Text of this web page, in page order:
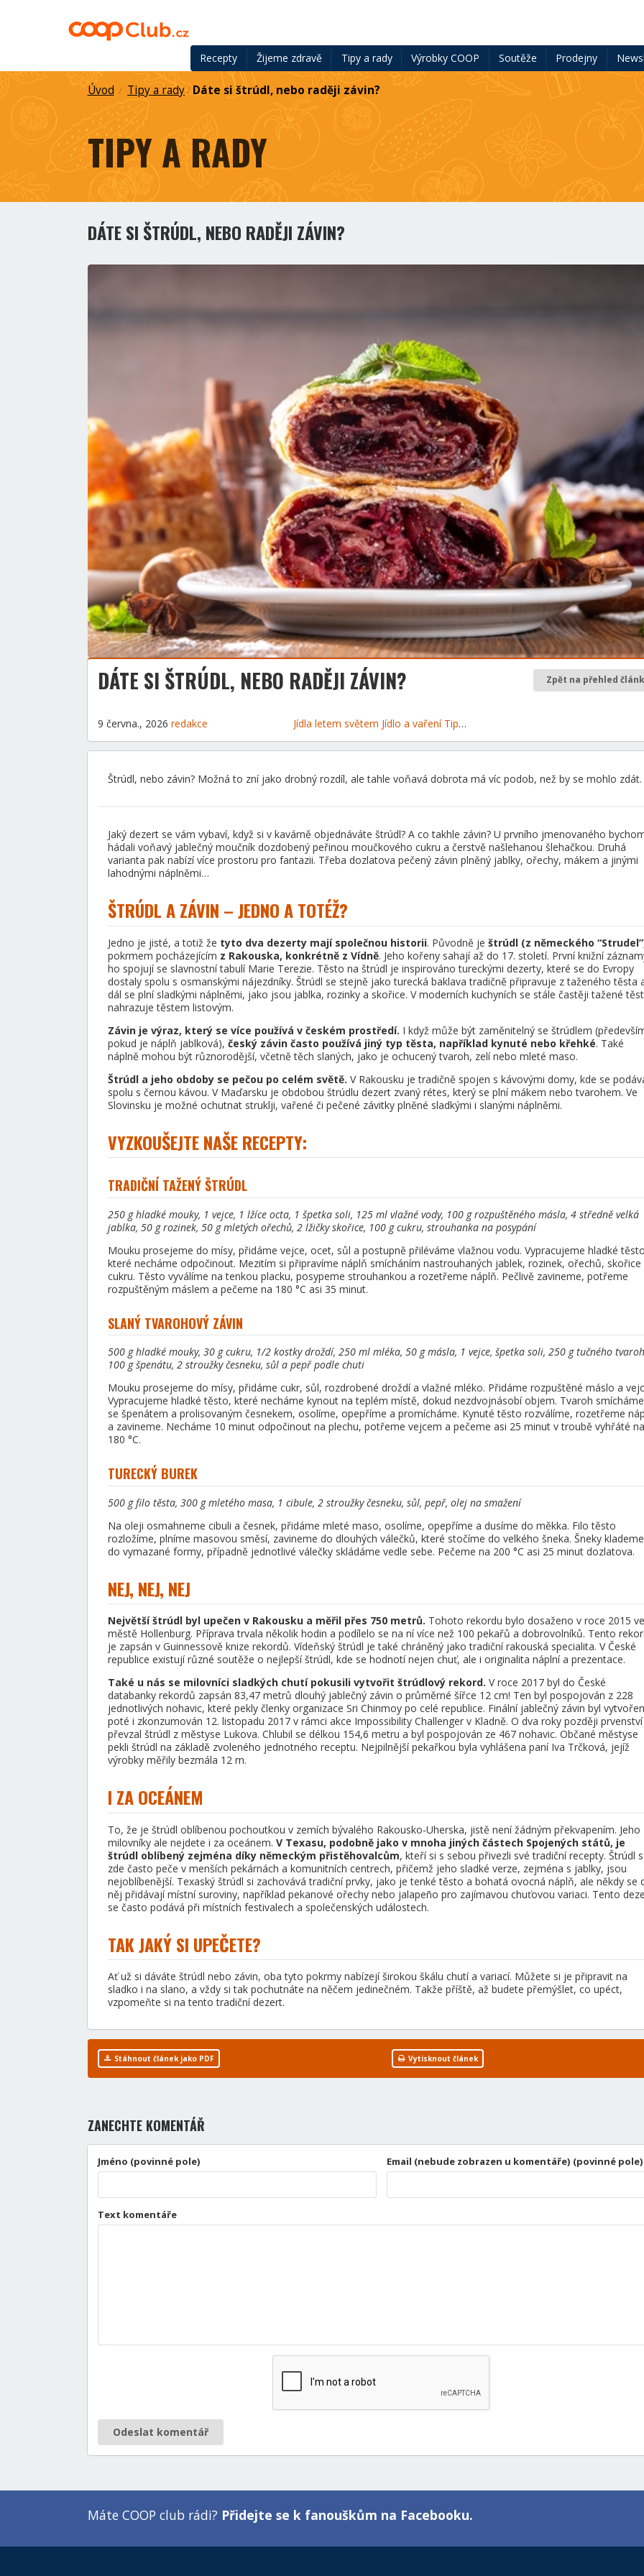
Recepty Žijeme zdravě Tipy a rady Výrobky COOP Soutěže Prodejny
Úvod / Tipy a rady/ Dáte si štrúdl, nebo raději závin?
TIPY A RADY
DÁTE SI ŠTRÚDL, NEBO RADĚJI ZÁVIN?
DÁTE SI ŠTRÚDL, NEBO RADĚJI ZÁVIN? Zpět na přehled
9 června., 2026 redakce Jídla letem světem Jídlo a vaření Tipy a rady
Štrúdl, nebo závin? Možná to zní jako drobný rozdíl, ale tahle voňavá dobrota má víc podob, než by se mohlo zdát.
Jaký dezert se vám vybaví, když si v kavárně objednáváte štrúdl? A co takhle závin? U prvního jmenovaného
hádali voňavý jablečný moučník dozdobený peřinou moučkového cukru a čerstvě našlehanou šlehačkou. Druhá
varianta pak nabízí více prostoru pro fantazii. Třeba dozlatova pečený závin plněný jablky, ořechy, mákem a jinými
lahodnými náplněmi…
ŠTRÚDL A ZÁVIN – JEDNO A TOTÉŽ?
Jedno je jisté, a totiž že tyto dva dezerty mají společnou historii. Původně je štrúdl (z německého
pokrmem pocházejícím z Rakouska, konkrétně z Vídně. Jeho kořeny sahají až do 17. století. První knižní
ho spojují se slavnostní tabulí Marie Terezie. Těsto na štrúdl je inspirováno tureckými dezerty, které se do Evropy
dostaly spolu s osmanskými nájezdníky. Štrúdl se stejně jako turecká baklava tradičně připravuje z taženého těsta
dál se plní sladkými náplněmi, jako jsou jablka, rozinky a skořice. V moderních kuchyních se stále častěji tažené
nahrazuje těstem listovým.
Závin je výraz, který se více používá v českém prostředí. I když může být zaměnitelný se štrúdlem
pokud je náplň jablková), český závin často používá jiný typ těsta, například kynuté nebo křehké. Také
náplně mohou být různorodější, včetně těch slaných, jako je ochucený tvaroh, zelí nebo mleté maso.
Štrúdl a jeho obdoby se pečou po celém světě. V Rakousku je tradičně spojen s kávovými domy, kde se
spolu s černou kávou. V Maďarsku je obdobou štrúdlu dezert zvaný rétes, který se plní mákem nebo tvarohem. Ve
Slovinsku je možné ochutnat struklji, vařené či pečené závitky plněné sladkými i slanými náplněmi.
VYZKOUŠEJTE NAŠE RECEPTY:
TRADIČNÍ TAŽENÝ ŠTRÚDL
250 g hladké mouky, 1 vejce, 1 lžíce octa, 1 špetka soli, 125 ml vlažné vody, 100 g rozpuštěného másla, 4 středně velká
jablka, 50 g rozinek, 50 g mletých ořechů, 2 lžičky skořice, 100 g cukru, strouhanka na posypání
Mouku prosejeme do mísy, přidáme vejce, ocet, sůl a postupně přiléváme vlažnou vodu. Vypracujeme hladké
které necháme odpočinout. Mezitím si připravíme náplň smícháním nastrouhaných jablek, rozinek, ořechů, skořice
cukru. Těsto vyválíme na tenkou placku, posypeme strouhankou a rozetřeme náplň. Pečlivě zavineme, potřeme
rozpuštěným máslem a pečeme na 180 °C asi 35 minut.
SLANÝ TVAROHOVÝ ZÁVIN
500 g hladké mouky, 30 g cukru, 1/2 kostky droždí, 250 ml mléka, 50 g másla, 1 vejce, špetka soli, 250 g tučného
100 g špenátu, 2 stroužky česneku, sůl a pepř podle chuti
Mouku prosejeme do mísy, přidáme cukr, sůl, rozdrobené droždí a vlažné mléko. Přidáme rozpuštěné máslo a
Vypracujeme hladké těsto, které necháme kynout na teplém místě, dokud nezdvojnásobí objem. Tvaroh smícháme
se špenátem a prolisovaným česnekem, osolíme, opepříme a promícháme. Kynuté těsto rozválíme, rozetřeme
a zavineme. Necháme 10 minut odpočinout na plechu, potřeme vejcem a pečeme asi 25 minut v troubě vyhřáté na
180 °C.
TURECKÝ BUREK
500 g filo těsta, 300 g mletého masa, 1 cibule, 2 stroužky česneku, sůl, pepř, olej na smažení
Na oleji osmahneme cibuli a česnek, přidáme mleté maso, osolíme, opepříme a dusíme do měkka. Filo těsto
rozložíme, plníme masovou směsí, zavineme do dlouhých válečků, které stočíme do velkého šneka. Šneky klademe
do vymazané formy, případně jednotlivé válečky skládáme vedle sebe. Pečeme na 200 °C asi 25 minut dozlatova.
NEJ, NEJ, NEJ
Největší štrúdl byl upečen v Rakousku a měřil přes 750 metrů. Tohoto rekordu bylo dosaženo v roce 2015 ve
městě Hollenburg. Příprava trvala několik hodin a podílelo se na ní více než 100 pekařů a dobrovolníků. Tento
je zapsán v Guinnessově knize rekordů. Vídeňský štrúdl je také chráněný jako tradiční rakouská specialita. V České
republice existují různé soutěže o nejlepší štrúdl, kde se hodnotí nejen chuť, ale i originalita náplní a prezentace.
Také u nás se milovníci sladkých chutí pokusili vytvořit štrúdlový rekord. V roce 2017 byl do České
databanky rekordů zapsán 83,47 metrů dlouhý jablečný závin o průměrné šířce 12 cm! Ten byl pospojován z 228
jednotlivých nohavic, které pekly členky organizace Sri Chinmoy po celé republice. Finální jablečný závin byl
poté i zkonzumován 12. listopadu 2017 v rámci akce Impossibility Challenger v Kladně. O dva roky později prvenství
převzal štrúdl z městyse Lukova. Chlubil se délkou 154,6 metru a byl pospojován ze 467 nohavic. Občané městyse
pekli štrúdl na základě zvoleného jednotného receptu. Nejpilnější pekařkou byla vyhlášena paní Iva Trčková, jejíž
výrobky měřily bezmála 12 m.
I ZA OCEÁNEM
To, že je štrúdl oblíbenou pochoutkou v zemích bývalého Rakousko-Uherska, jistě není žádným překvapením. Jeho
milovníky ale nejdete i za oceánem. V Texasu, podobně jako v mnoha jiných částech Spojených států, je
štrúdl oblíbený zejména díky německým přistěhovalcům, kteří si s sebou přivezli své tradiční recepty. Štrúdl
zde často peče v menších pekárnách a komunitních centrech, přičemž jeho sladké verze, zejména s jablky, jsou
nejoblíbenější. Texaský štrúdl si zachovává tradiční prvky, jako je tenké těsto a bohatá ovocná náplň, ale někdy se
něj přidávají místní suroviny, například pekanové ořechy nebo jalapeño pro zajímavou chuťovou variaci. Tento
se často podává při místních festivalech a společenských událostech.
TAK JAKÝ SI UPEČETE?
Ať už si dáváte štrúdl nebo závin, oba tyto pokrmy nabízejí širokou škálu chutí a variací. Můžete si je připravit na
sladko i na slano, a vždy si tak pochutnáte na něčem jedinečném. Takže příště, až budete přemýšlet, co upéct,
vzpomeňte si na tento tradiční dezert.
Stáhnout článek jako PDF Vytisknout článek
ZANECHTE KOMENTÁŘ
Jméno (povinné pole) Email (nebude zobrazen u komentáře) (povinné pole)
Text komentáře
Odeslat komentář
Máte COOP club rádi? Přidejte se k fanouškům na Facebooku.